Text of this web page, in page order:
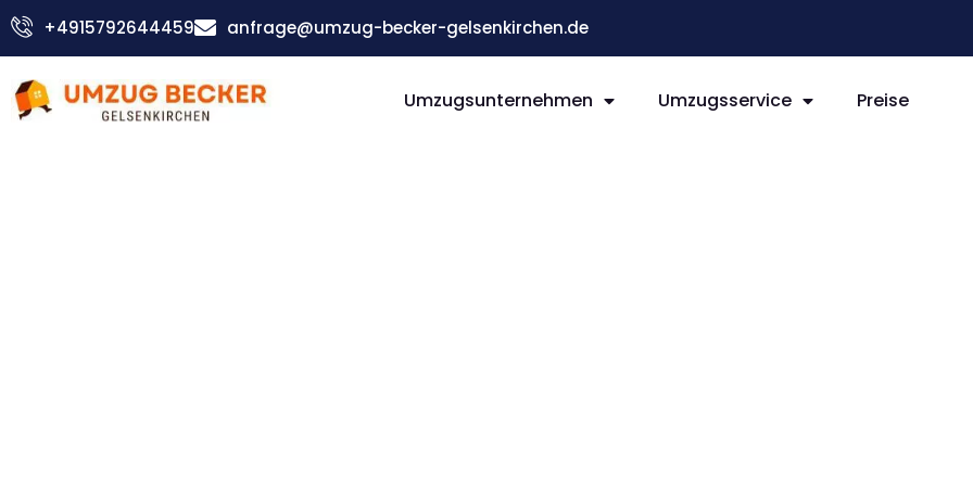
Zum
Inhalt
+4915792644459 anfrage@umzug-becker-gelsenkirchen.de
Umzugsunternehmen Umzugsservice Preise